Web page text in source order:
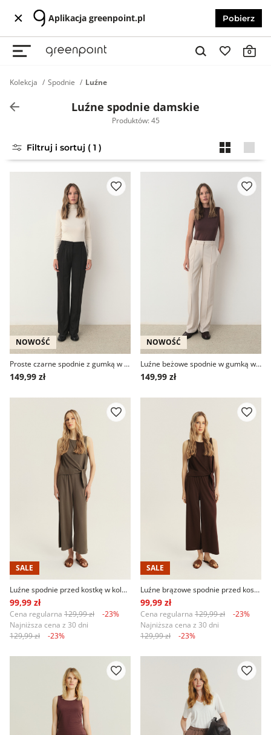
Aplikacja greenpoint.pl Pobierz
0
Kolekcja Spodnie Luźne
Luźne spodnie damskie
Produktów: 45
Filtruj i sortuj ( 1 )
NOWOŚĆ
Proste czarne spodnie z gumką w talii
149,99 zł
NOWOŚĆ
Luźne beżowe spodnie w gumką w talii
149,99 zł
SALE
Luźne spodnie przed kostkę w kolorze khaki
99,99 zł
Cena regularna 129,99 zł
-23%
Najniższa cena z 30 dni
129,99 zł
-23%
SALE
Luźne brązowe spodnie przed kostkę
99,99 zł
Cena regularna 129,99 zł
-23%
Najniższa cena z 30 dni
129,99 zł
-23%